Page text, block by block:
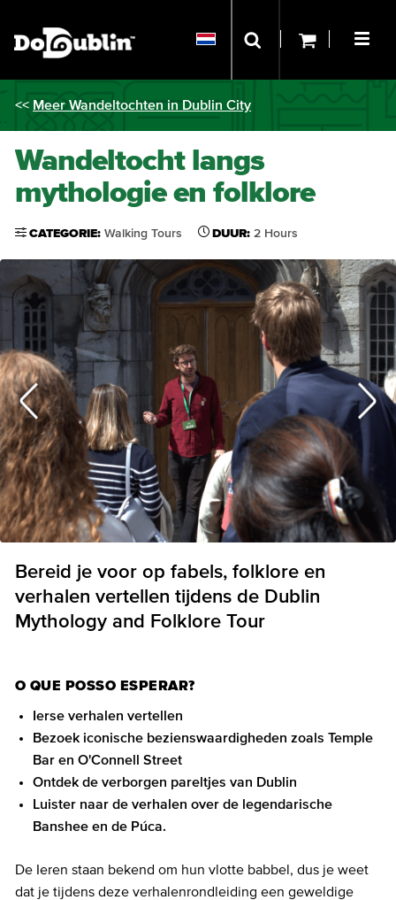
<< Meer Wandeltochten in Dublin City
Wandeltocht langs
mythologie en folklore
CATEGORIE: Walking Tours DUUR: 2 Hours
Bereid je voor op fabels, folklore en
verhalen vertellen tijdens de Dublin
Mythology and Folklore Tour
O QUE POSSO ESPERAR?
Ierse verhalen vertellen
Bezoek iconische bezienswaardigheden zoals Temple
Bar en O'Connell Street
Ontdek de verborgen pareltjes van Dublin
Luister naar de verhalen over de legendarische
Banshee en de Púca.
De Ieren staan bekend om hun vlotte babbel, dus je weet
dat je tijdens deze verhalenrondleiding een geweldige